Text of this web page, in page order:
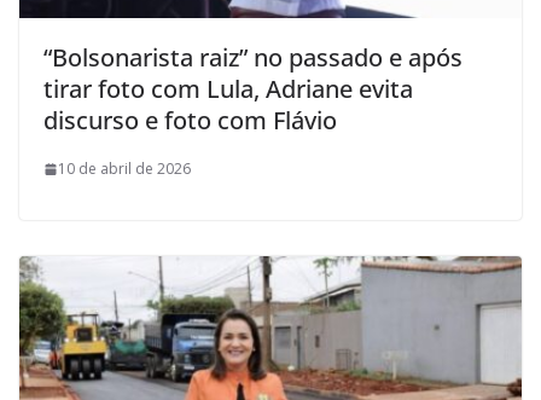
“Bolsonarista raiz” no passado e após
tirar foto com Lula, Adriane evita
discurso e foto com Flávio
10 de abril de 2026